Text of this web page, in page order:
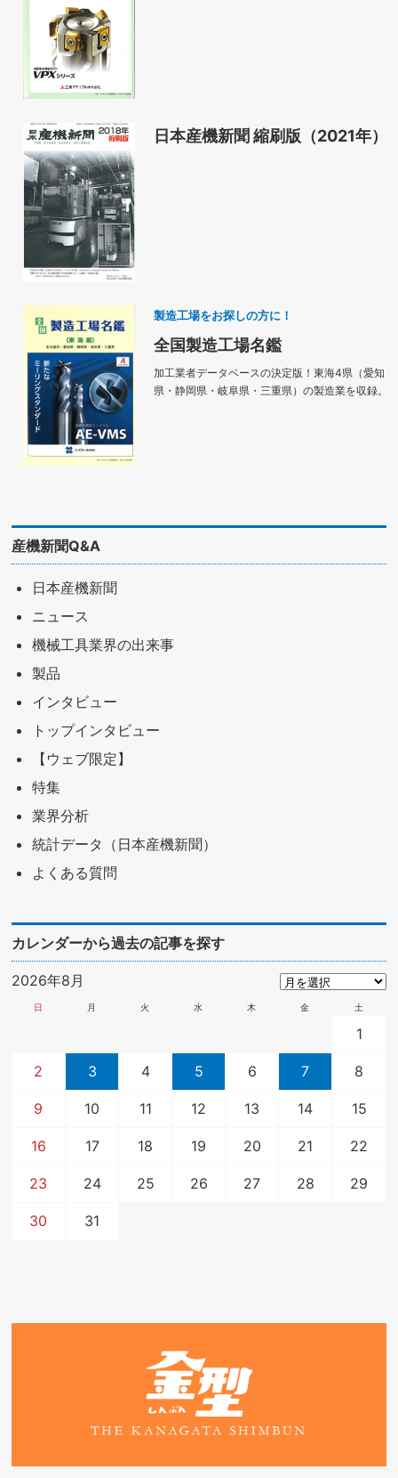
日本産機新聞 縮刷版（2021年）
製造工場をお探しの方に！
全国製造工場名鑑
加工業者データベースの決定版！東海4県（愛知
県・静岡県・岐阜県・三重県）の製造業を収録。
産機新聞Q&A
日本産機新聞
ニュース
機械工具業界の出来事
製品
インタビュー
トップインタビュー
【ウェブ限定】
特集
業界分析
統計データ（日本産機新聞）
よくある質問
カレンダーから過去の記事を探す
2026年8月
日 月 火 水 木 金 土
1
2 3 4 5 6 7 8
9 10 11 12 13 14 15
16 17 18 19 20 21 22
23 24 25 26 27 28 29
30 31